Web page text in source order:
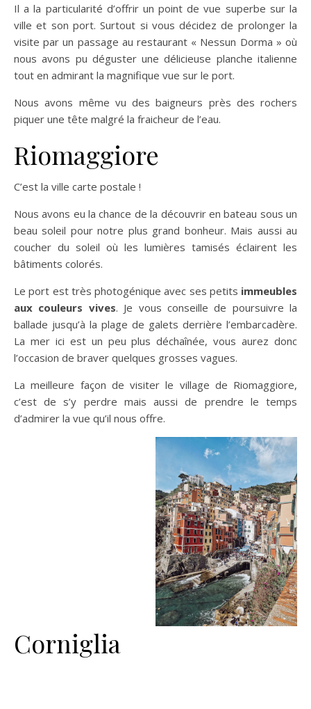
Il a la particularité d’offrir un point de vue superbe sur la
ville et son port. Surtout si vous décidez de prolonger la
visite par un passage au restaurant « Nessun Dorma » où
nous avons pu déguster une délicieuse planche italienne
tout en admirant la magnifique vue sur le port.
Nous avons même vu des baigneurs près des rochers
piquer une tête malgré la fraicheur de l’eau.
Riomaggiore
C’est la ville carte postale !
Nous avons eu la chance de la découvrir en bateau sous un
beau soleil pour notre plus grand bonheur. Mais aussi au
coucher du soleil où les lumières tamisés éclairent les
bâtiments colorés.
Le port est très photogénique avec ses petits immeubles
aux couleurs vives. Je vous conseille de poursuivre la
ballade jusqu’à la plage de galets derrière l’embarcadère.
La mer ici est un peu plus déchaînée, vous aurez donc
l’occasion de braver quelques grosses vagues.
La meilleure façon de visiter le village de Riomaggiore,
c’est de s’y perdre mais aussi de prendre le temps
d’admirer la vue qu’il nous offre.
Corniglia